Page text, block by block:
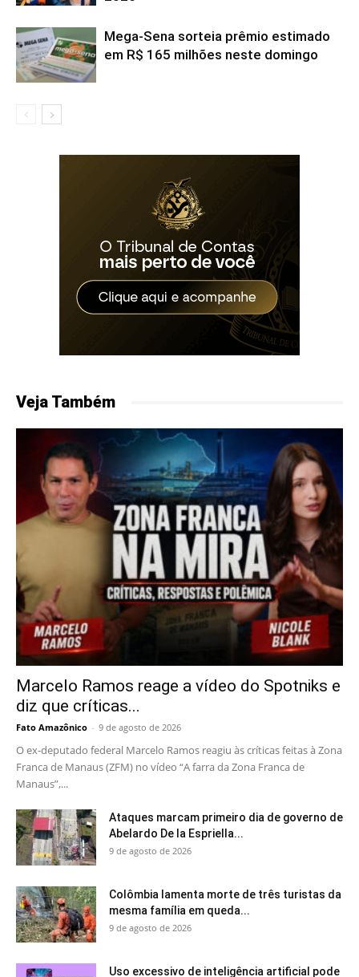
Mega-Sena sorteia prêmio estimado
em R$ 165 milhões neste domingo
Veja Também
Marcelo Ramos reage a vídeo do Spotniks e
diz que críticas...
Fato Amazônico - 9 de agosto de 2026
O ex-deputado federal Marcelo Ramos reagiu às críticas feitas à Zona
Franca de Manaus (ZFM) no vídeo “A farra da Zona Franca de
Manaus”,...
Ataques marcam primeiro dia de governo de
Abelardo De la Espriella...
9 de agosto de 2026
Colômbia lamenta morte de três turistas da
mesma família em queda...
9 de agosto de 2026
Uso excessivo de inteligência artificial pode